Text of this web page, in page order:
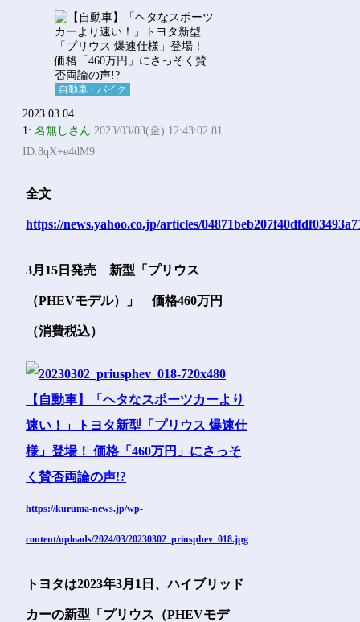
自動車・バイク
2023.03.04
1:名無しさん 2023/03/03(金) 12:43:02.81
ID:8qX+e4dM9
全文
https://news.yahoo.co.jp/articles/
3月15日発売 新型「プリウス
（PHEVモデル）」 価格460万円
（消費税込）
https://kuruma-news.jp/wp-
content/uploads/2024/03/20230302_priusphev_018.jpg
トヨタは2023年3月1日、ハイブリッド
カーの新型「プリウス（PHEVモデ